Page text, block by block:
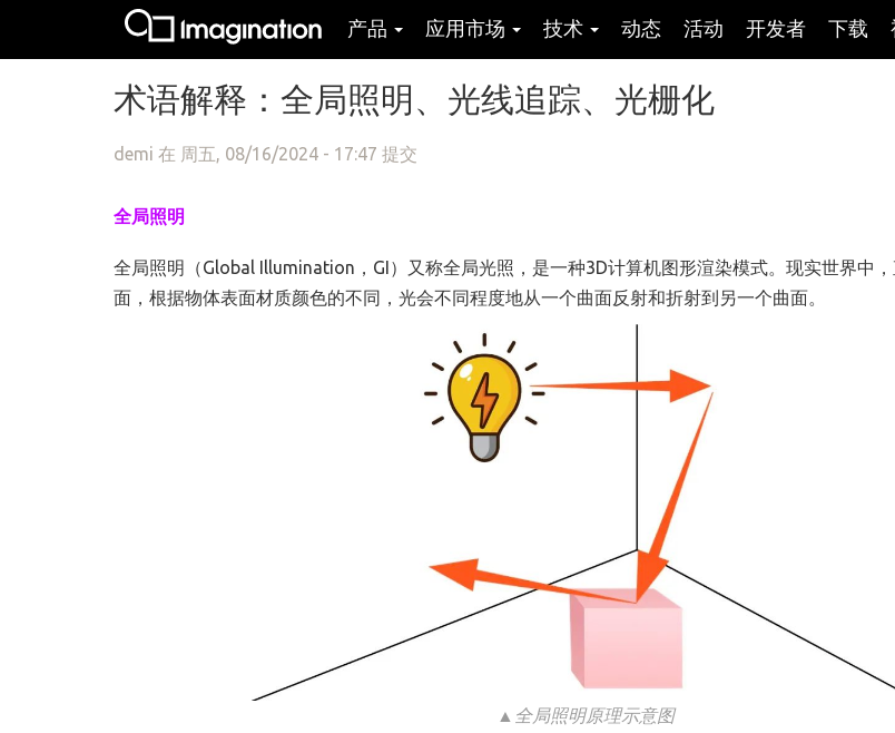
产品 应用市场 技术 动态 活动 开发者 下载
术语解释：全局照明、光线追踪、光栅化
demi 在 周五, 08/16/2024 - 17:47 提交
全局照明
全局照明（Global Illumination，GI）又称全局光照，是一种3D计算机图形渲染模式。现实世界中
面，根据物体表面材质颜色的不同，光会不同程度地从一个曲面反射和折射到另一个曲面。
▲全局照明原理示意图